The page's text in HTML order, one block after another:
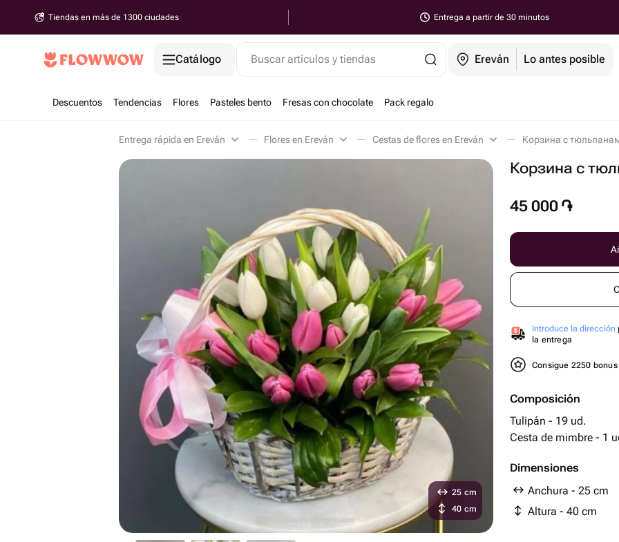
Tiendas en más de 1300 ciudades Entrega a partir de 30 minutos
Catálogo Buscar artículos y tiendas Ereván Lo antes posible
Descuentos Tendencias Flores Pasteles bento Fresas con chocolate Pack regalo
Entrega rápida en Ereván Flores en Ereván Cestas de flores en Ereván Корзина с
Корзина с
45 000 ֏
Introduce la dirección
la entrega
Consigue 2250 bonus
Composición
Tulipán - 19 ud.
Cesta de mimbre - 1
Dimensiones
Anchura - 25 cm
Altura - 40 cm
25 cm
40 cm